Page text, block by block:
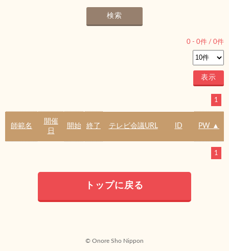
0 - 0件 / 0件
1
師範名
開催
日
開始 終了 テレビ会議URL ID PW ▲
1
トップに戻る
© Onore Sho Nippon